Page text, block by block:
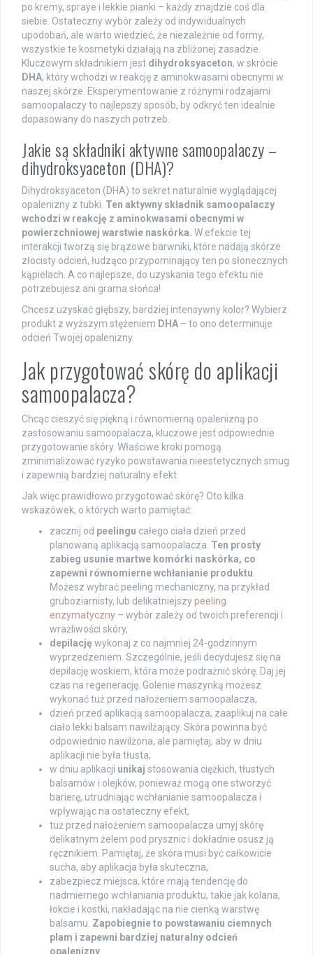
po kremy, spraye i lekkie pianki – każdy znajdzie coś dla
siebie. Ostateczny wybór zależy od indywidualnych
upodobań, ale warto wiedzieć, że niezależnie od formy,
wszystkie te kosmetyki działają na zbliżonej zasadzie.
Kluczowym składnikiem jest dihydroksyaceton, w skrócie
DHA, który wchodzi w reakcję z aminokwasami obecnymi w
naszej skórze. Eksperymentowanie z różnymi rodzajami
samoopalaczy to najlepszy sposób, by odkryć ten idealnie
dopasowany do naszych potrzeb.
Jakie są składniki aktywne samoopalaczy –
dihydroksyaceton (DHA)?
Dihydroksyaceton (DHA) to sekret naturalnie wyglądającej
opalenizny z tubki. Ten aktywny składnik samoopalaczy
wchodzi w reakcję z aminokwasami obecnymi w
powierzchniowej warstwie naskórka. W efekcie tej
interakcji tworzą się brązowe barwniki, które nadają skórze
złocisty odcień, łudząco przypominający ten po słonecznych
kąpielach. A co najlepsze, do uzyskania tego efektu nie
potrzebujesz ani grama słońca!
Chcesz uzyskać głębszy, bardziej intensywny kolor? Wybierz
produkt z wyższym stężeniem DHA – to ono determinuje
odcień Twojej opalenizny.
Jak przygotować skórę do aplikacji
samoopalacza?
Chcąc cieszyć się piękną i równomierną opalenizną po
zastosowaniu samoopalacza, kluczowe jest odpowiednie
przygotowanie skóry. Właściwe kroki pomogą
zminimalizować ryzyko powstawania nieestetycznych smug
i zapewnią bardziej naturalny efekt.
Jak więc prawidłowo przygotować skórę? Oto kilka
wskazówek, o których warto pamiętać:
zacznij od peelingu całego ciała dzień przed
planowaną aplikacją samoopalacza. Ten prosty
zabieg usunie martwe komórki naskórka, co
zapewni równomierne wchłanianie produktu
Możesz wybrać peeling mechaniczny, na przykład
gruboziarnisty, lub delikatniejszypeeling
enzymatyczny – wybór zależy od twoich preferencji i
wrażliwości skóry,
depilację wykonaj z co najmniej 24-godzinnym
wyprzedzeniem. Szczególnie, jeśli decydujesz się na
depilację woskiem, która może podrażnić skórę. Daj jej
czas na regenerację. Golenie maszynką możesz
wykonać tuż przed nałożeniem samoopalacza,
dzień przed aplikacją samoopalacza, zaaplikuj na całe
ciało lekki balsam nawilżający. Skóra powinna być
odpowiednio nawilżona, ale pamiętaj, aby w dniu
aplikacji nie była tłusta,
w dniu aplikacji unikaj stosowania ciężkich, tłustych
balsamów i olejków, ponieważ mogą one stworzyć
barierę, utrudniając wchłanianie samoopalacza i
wpływając na ostateczny efekt,
tuż przed nałożeniem samoopalacza umyj skórę
delikatnym żelem pod prysznic i dokładnie osusz ją
ręcznikiem. Pamiętaj, że skóra musi być całkowicie
sucha, aby aplikacja była skuteczna,
zabezpiecz miejsca, które mają tendencję do
nadmiernego wchłaniania produktu, takie jak kolana,
łokcie i kostki, nakładając na nie cienką warstwę
balsamu. Zapobiegnie to powstawaniu ciemnych
plam i zapewni bardziej naturalny odcień
opalenizny